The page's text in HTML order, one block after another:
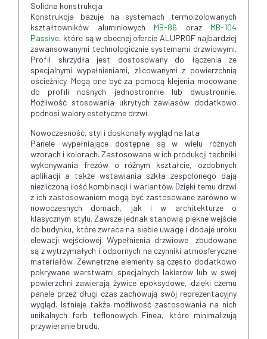
Solidna konstrukcja
Konstrukcja bazuje na systemach termoizolowanych
kształtowników aluminiowych MB-86 oraz MB-104
Passive, które są w obecnej ofercie ALUPROF najbardziej
zawansowanymi technologicznie systemami drzwiowymi.
Profil skrzydła jest dostosowany do łączenia ze
specjalnymi wypełnieniami, zlicowanymi z powierzchnią
ościeżnicy. Mogą one być za pomocą klejenia mocowane
do profili nośnych jednostronnie lub dwustronnie.
Możliwość stosowania ukrytych zawiasów dodatkowo
podnosi walory estetyczne drzwi.
Nowoczesność, styl i doskonały wygląd na lata
Panele wypełniające dostępne są w wielu różnych
wzorach i kolorach. Zastosowane w ich produkcji techniki
wykonywania frezów o różnym kształcie, ozdobnych
aplikacji a także wstawiania szkła zespolonego dają
niezliczoną ilość kombinacji i wariantów. Dzięki temu drzwi
z ich zastosowaniem mogą być zastosowane zarówno w
nowoczesnych domach, jak i w architekturze o
klasycznym stylu. Zawsze jednak stanowią piękne wejście
do budynku, które zwraca na siebie uwagę i dodaje uroku
elewacji wejściowej. Wypełnienia drzwiowe zbudowane
są z wytrzymałych i odpornych na czynniki atmosferyczne
materiałów. Zewnętrzne elementy są często dodatkowo
pokrywane warstwami specjalnych lakierów lub w swej
powierzchni zawierają żywice epoksydowe, dzięki czemu
panele przez długi czas zachowują swój reprezentacyjny
wygląd. Istnieje także możliwość zastosowania na nich
unikalnych farb teflonowych Finea, które minimalizują
przywieranie brudu.